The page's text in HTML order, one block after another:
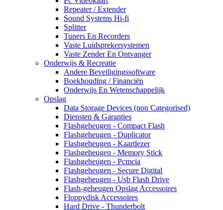
Repeater / Extender
Sound Systems Hi-fi
Splitter
Tuners En Recorders
Vaste Luidsprekersystemen
Vaste Zender En Ontvanger
Onderwijs & Recreatie
Andere Beveiligingssoftware
Boekhouding / Financiën
Onderwijs En Wetenschappelijk
Opslag
Data Storage Devices (non Categorised)
Diensten & Garanties
Flashgeheugen - Compact Flash
Flashgeheugen - Duplicator
Flashgeheugen - Kaartlezer
Flashgeheugen - Memory Stick
Flashgeheugen - Pcmcia
Flashgeheugen - Secure Digital
Flashgeheugen - Usb Flash Drive
Flash-geheugen Opslag Accessoires
Floppydisk Accessoires
Hard Drive - Thunderbolt